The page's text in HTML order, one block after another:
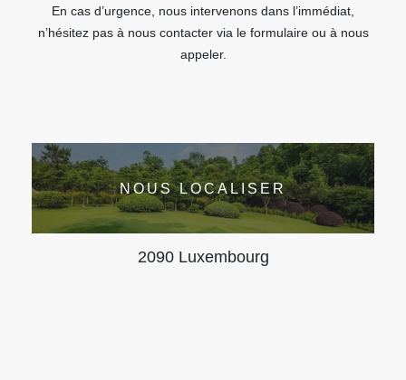
En cas d’urgence, nous intervenons dans l’immédiat,
n’hésitez pas à nous contacter via le formulaire ou à nous
appeler.
NOUS LOCALISER
2090 Luxembourg